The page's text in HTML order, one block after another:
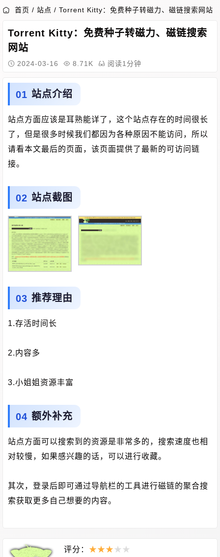
首页 / 站点 / Torrent Kitty：免费种子转磁力、磁链搜索网站
Torrent Kitty：免费种子转磁力、磁链搜索
网站
2024-03-16 8.71K 阅读1分钟
站点介绍
站点方面应该是耳熟能详了，这个站点存在的时间很长
了，但是很多时候我们都因为各种原因不能访问，所以
请看本文最后的页面，该页面提供了最新的可访问链
接。
站点截图
推荐理由
1.存活时间长
2.内容多
3.小姐姐资源丰富
额外补充
站点方面可以搜索到的资源是非常多的，搜索速度也相
对较慢，如果感兴趣的话，可以进行收藏。
其次，登录后即可通过导航栏的工具进行磁链的聚合搜
索获取更多自己想要的内容。
评分： ★★★ ★ ★